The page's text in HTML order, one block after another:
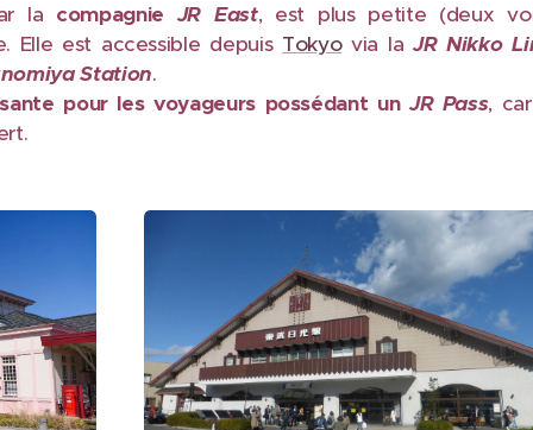
la compagnie JR East, est plus petite (deux
Elle est accessible depuis Tokyovia laJR Nikko
Station.
pour les voyageurs possédant un JR Pass,